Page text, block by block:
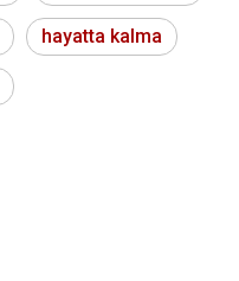
hayatta kalma